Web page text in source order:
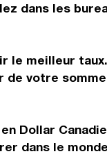
dans les
le meilleur
votre
Dollar
dans le